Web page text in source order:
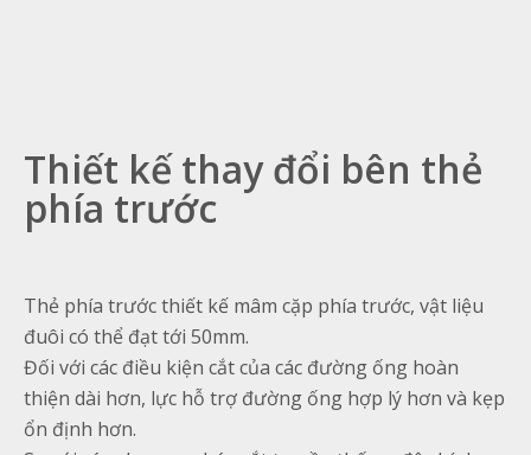
Thiết kế thay đổi bên thẻ
phía trước
Thẻ phía trước thiết kế mâm cặp phía trước, vật liệu
đuôi có thể đạt tới 50mm.
Đối với các điều kiện cắt của các đường ống hoàn
thiện dài hơn, lực hỗ trợ đường ống hợp lý hơn và kẹp
ổn định hơn.